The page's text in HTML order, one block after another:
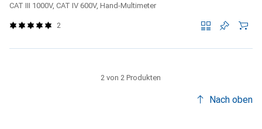
CAT III 1000V, CAT IV 600V, Hand-Multimeter
2
2 von 2 Produkten
Nach oben